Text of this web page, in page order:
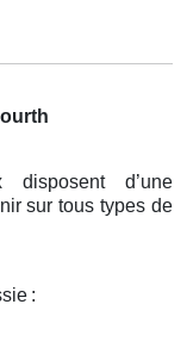
d’une
sur tous types de
: